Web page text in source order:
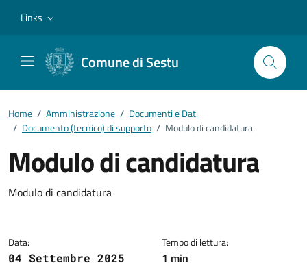
Links
Comune di Sestu
Home / Amministrazione / Documenti e Dati
/ Documento (tecnico) di supporto / Modulo di candidatura
Modulo di candidatura
Dettagli del documento
Modulo di candidatura
Data:
04 Settembre 2025
Tempo di lettura:
1 min